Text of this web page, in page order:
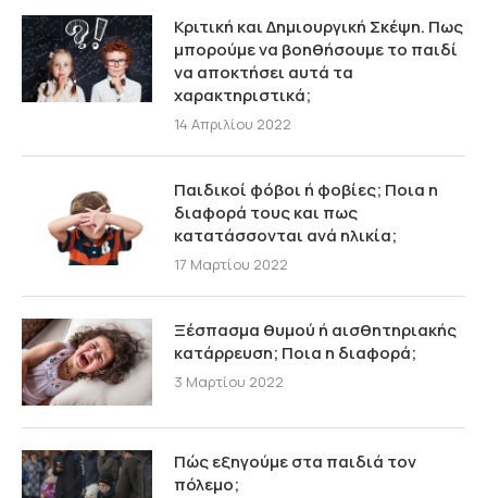
Κριτική και Δημιουργική Σκέψη. Πως
μπορούμε να βοηθήσουμε το παιδί
να αποκτήσει αυτά τα
χαρακτηριστικά;
14 Απριλίου 2022
Παιδικοί φόβοι ή φοβίες; Ποια η
διαφορά τους και πως
κατατάσσονται ανά ηλικία;
17 Μαρτίου 2022
Ξέσπασμα θυμού ή αισθητηριακής
κατάρρευση; Ποια η διαφορά;
3 Μαρτίου 2022
Πώς εξηγούμε στα παιδιά τον
πόλεμο;